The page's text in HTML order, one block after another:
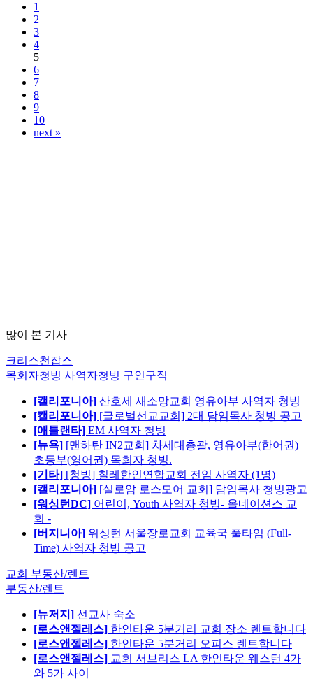
1
2
3
4
5
6
7
8
9
10
next »
많이 본 기사
크리스천잡스
목회자청빙 사역자청빙 구인구직
[캘리포니아] 산호세 새소망교회 영유아부 사역자 청빙
[캘리포니아] [글로벌선교교회] 2대 담임목사 청빙 공고
[애틀랜타] EM 사역자 청빙
[뉴욕] [맨하탄 IN2교회] 차세대총괄, 영유아부(한어권)
초등부(영어권) 목회자 청빙.
[기타] [청빙] 칠레한인연합교회 전임 사역자 (1명)
[캘리포니아] [실로암 로스모어 교회] 담임목사 청빙광고
[워싱턴DC] 어린이, Youth 사역자 청빙- 올네이션스 교
회 -
[버지니아] 워싱턴 서울장로교회 교육국 풀타임 (Full-
Time) 사역자 청빙 공고
교회 부동산/렌트
부동산/렌트
[뉴저지] 선교사 숙소
[로스앤젤레스] 한인타운 5분거리 교회 장소 렌트합니다
[로스앤젤레스] 한인타운 5분거리 오피스 렌트합니다
[로스앤젤레스] 교회 서브리스 LA 한인타운 웨스턴 4가
와 5가 사이